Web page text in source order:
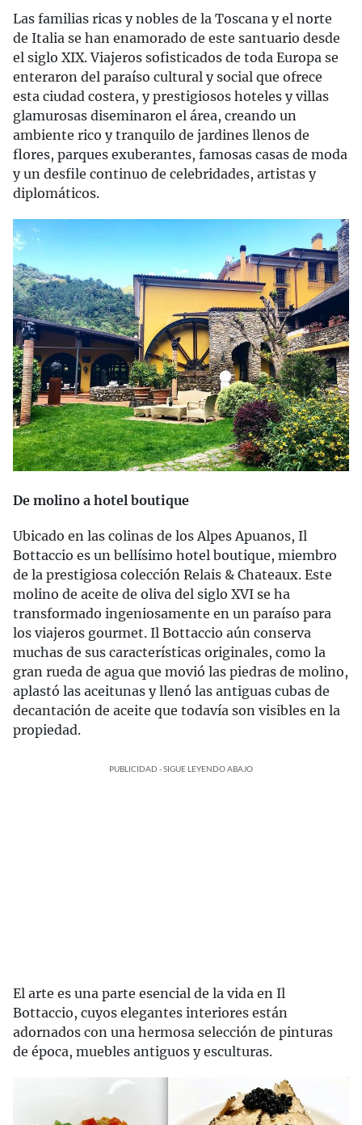
Las familias ricas y nobles de la Toscana y el norte
de Italia se han enamorado de este santuario desde
el siglo XIX. Viajeros sofisticados de toda Europa se
enteraron del paraíso cultural y social que ofrece
esta ciudad costera, y prestigiosos hoteles y villas
glamurosas diseminaron el área, creando un
ambiente rico y tranquilo de jardines llenos de
flores, parques exuberantes, famosas casas de moda
y un desfile continuo de celebridades, artistas y
diplomáticos.
De molino a hotel boutique
Ubicado en las colinas de los Alpes Apuanos, Il
Bottaccio es un bellísimo hotel boutique, miembro
de la prestigiosa colección Relais & Chateaux. Este
molino de aceite de oliva del siglo XVI se ha
transformado ingeniosamente en un paraíso para
los viajeros gourmet. Il Bottaccio aún conserva
muchas de sus características originales, como la
gran rueda de agua que movió las piedras de molino,
aplastó las aceitunas y llenó las antiguas cubas de
decantación de aceite que todavía son visibles en la
propiedad.
PUBLICIDAD - SIGUE LEYENDO ABAJO
El arte es una parte esencial de la vida en Il
Bottaccio, cuyos elegantes interiores están
adornados con una hermosa selección de pinturas
de época, muebles antiguos y esculturas.